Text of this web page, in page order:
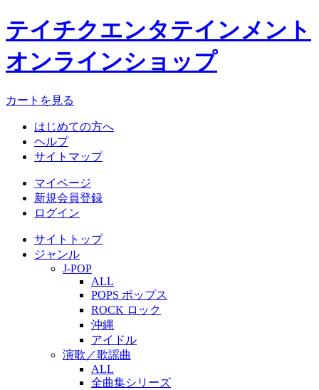
テイチクエンタテインメント
オンラインショップ
カートを見る
はじめての方へ
ヘルプ
サイトマップ
マイページ
新規会員登録
ログイン
サイトトップ
ジャンル
J-POP
ALL
POPS ポップス
ROCK ロック
沖縄
アイドル
演歌／歌謡曲
ALL
全曲集シリーズ